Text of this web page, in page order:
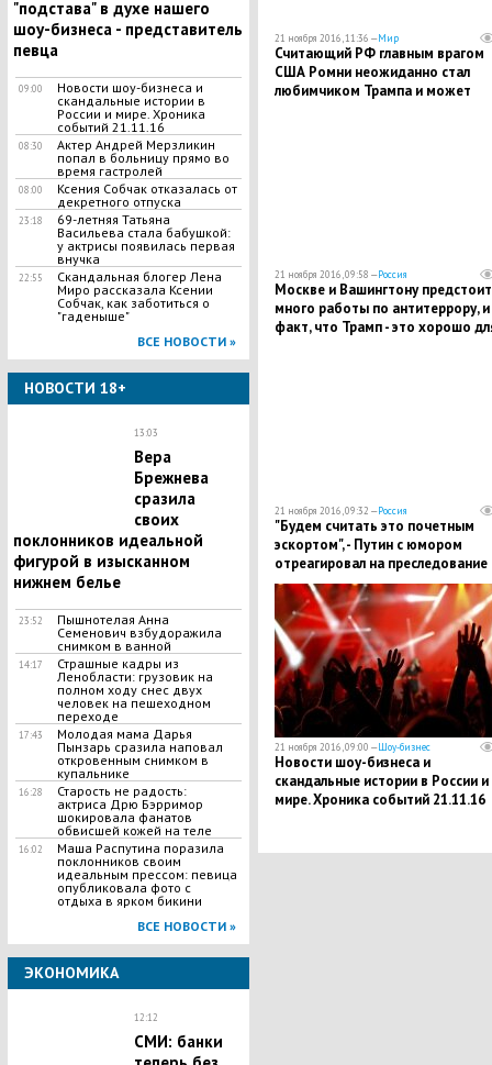
"подстава" в духе нашего
шоу-бизнеса - представитель
певца
09:00
Новости шоу-бизнеса и
скандальные истории в
России и мире. Хроника
событий 21.11.16
08:30
Актер Андрей Мерзликин
попал в больницу прямо во
время гастролей
08:00
Ксения Собчак отказалась от
декретного отпуска
23:18
69-летняя Татьяна
Васильева стала бабушкой:
у актрисы появилась первая
внучка
22:55
Скандальная блогер Лена
Миро рассказала Ксении
Собчак, как заботиться о
"гаденыше"
ВСЕ НОВОСТИ »
НОВОСТИ 18+
13:03
Вера
Брежнева
сразила
своих
поклонников идеальной
фигурой в изысканном
нижнем белье
23:52
Пышнотелая Анна
Семенович взбудоражила
снимком в ванной
14:17
Страшные кадры из
Ленобласти: грузовик на
полном ходу снес двух
человек на пешеходном
переходе
17:43
Молодая мама Дарья
Пынзарь сразила наповал
откровенным снимком в
купальнике
16:28
Старость не радость:
актриса Дрю Бэрримор
шокировала фанатов
обвисшей кожей на теле
16:02
Маша Распутина поразила
поклонников своим
идеальным прессом: певица
опубликовала фото с
отдыха в ярком бикини
ВСЕ НОВОСТИ »
ЭКОНОМИКА
12:12
СМИ: банки
21 ноября 2016, 11:36 —Мир
Считающий РФ главным врагом
США Ромни неожиданно стал
любимчиком Трампа и может
21 ноября 2016, 09:58 —Россия
Москве и Вашингтону предстоит
много работы по антитеррору, и
факт, что Трамп - это хорошо
21 ноября 2016, 09:32 —Россия
"Будем считать это почетным
эскортом", - Путин с юмором
отреагировал на преследование
спецборта РФ швейцарскими
истребителями
21 ноября 2016, 09:00 —Шоу-бизнес
Новости шоу-бизнеса и
скандальные истории в России и
мире. Хроника событий 21.11.16